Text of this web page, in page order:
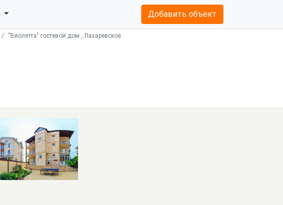
Добавить объект
"Виолетта" гостевой дом , Лазаревское